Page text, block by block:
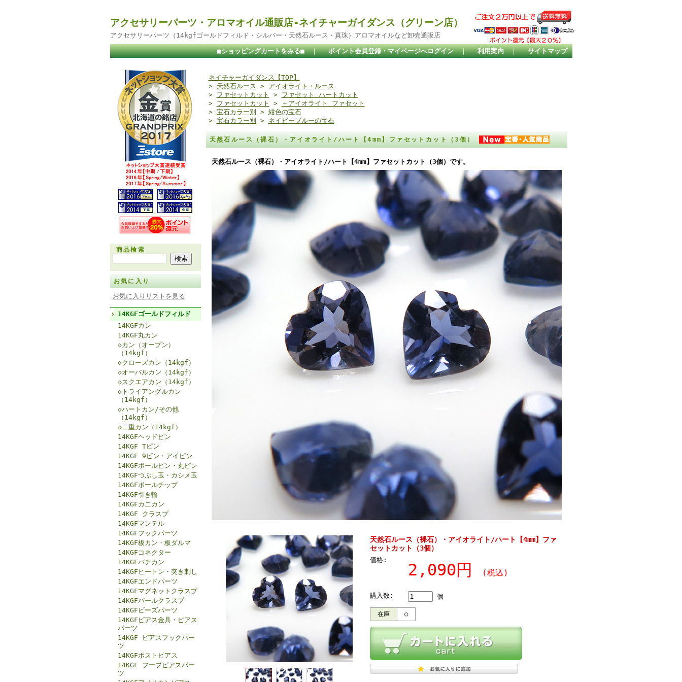
アクセサリーパーツ・アロマオイル通販店-ネイチャーガイダンス（グリーン店）
アクセサリーパーツ（14kgfゴールドフィルド・シルバー・天然石ルース・真珠）アロマオイルなど卸売通販店
■ショッピングカートをみる■ ｜ ポイント会員登録・マイページへログイン ｜ 利用案内 ｜ サイトマップ
商品検索
お気に入り
お気に入りリストを見る
14KGFゴールドフィルド
14KGFカン
14KGF丸カン
◇カン（オープン）
（14kgf）
◇クローズカン（14kgf）
◇オーバルカン（14kgf）
◇スクエアカン（14kgf）
◇トライアングルカン
（14kgf）
◇ハートカン/その他
（14kgf）
◇二重カン（14kgf）
14KGFヘッドピン
14KGF Tピン
14KGF 9ピン・アイピン
14KGFボールピン・丸ピン
14KGFつぶし玉・カシメ玉
14KGFボールチップ
14KGF引き輪
14KGFカニカン
14KGF クラスプ
14KGFマンテル
14KGFフックパーツ
14KGF板カン・板ダルマ
14KGFコネクター
14KGFバチカン
14KGFヒートン・突き刺し
14KGFエンドパーツ
14KGFマグネットクラスプ
14KGFパールクラスプ
14KGFビーズパーツ
14KGFピアス金具・ピアス
パーツ
14KGF ピアスフックパー
ツ
14KGFポストピアス
14KGF フープピアスパー
ツ
ネイチャーガイダンス【TOP】
> 天然石ルース > アイオライト・ルース
> ファセットカット > ファセット ハートカット
> ファセットカット >
＋アイオライト ファセット
> 宝石カラー別 > 紺色の宝石
> 宝石カラー別 > ネイビーブルーの宝石
天然石ルース（裸石）・アイオライト/ハート【4mm】ファセットカット（3個）
天然石ルース（裸石）・アイオライト/ハート【4mm】ファセットカット（3個）です。
天然石ルース（裸石）・アイオライト/ハート【4mm】ファ
セットカット（3個）
価格:
2,090円 (税込)
購入数: 個
在庫 ○